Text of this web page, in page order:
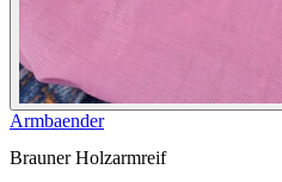
Armbaender
Brauner Holzarmreif